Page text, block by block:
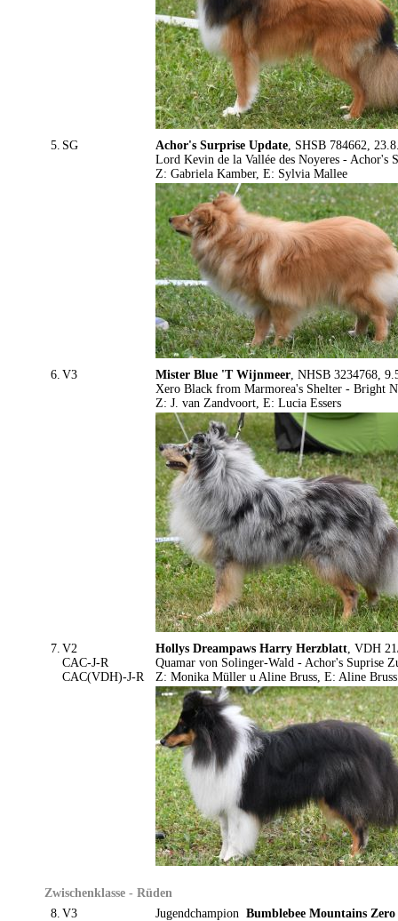
5. SG Achor's Surprise Update, SHSB 784662,
Lord Kevin de la Vallée des Noyeres - Achor's
Z: Gabriela Kamber, E: Sylvia Mallee
6. V3 Mister Blue 'T Wijnmeer, NHSB 3234768,
Xero Black from Marmorea's Shelter - Bright
Z: J. van Zandvoort, E: Lucia Essers
7. V2
CAC-J-R
CAC(VDH)-J-R
Hollys Dreampaws Harry Herzblatt, VDH
Quamar von Solinger-Wald - Achor's Suprise
Z: Monika Müller u Aline Bruss, E: Aline Bruss
Zwischenklasse - Rüden
8. V3 Jugendchampion Bumblebee Mountains Zero